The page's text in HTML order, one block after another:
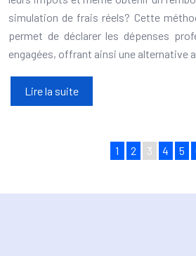
simulation de frais réels? Cette
permet de déclarer les dépenses
engagées, offrant ainsi une alternative
Lire la suite
1 2 3 4 5